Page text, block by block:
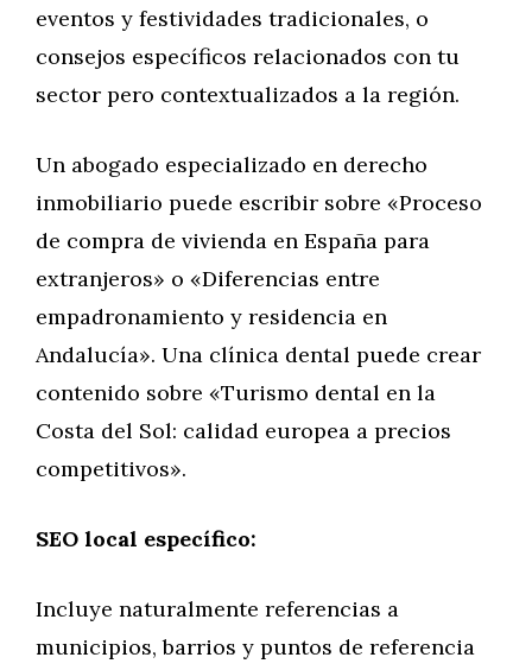
eventos y festividades tradicionales, o
consejos específicos relacionados con tu
sector pero contextualizados a la región.
Un abogado especializado en derecho
inmobiliario puede escribir sobre «Proceso
de compra de vivienda en España para
extranjeros» o «Diferencias entre
empadronamiento y residencia en
Andalucía». Una clínica dental puede crear
contenido sobre «Turismo dental en la
Costa del Sol: calidad europea a precios
competitivos».
SEO local específico:
Incluye naturalmente referencias a
municipios, barrios y puntos de referencia